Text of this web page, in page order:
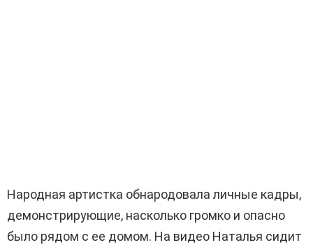
Народная артистка обнародовала личные кадры,
демонстрирующие, насколько громко и опасно
было рядом с ее домом. На видео Наталья сидит